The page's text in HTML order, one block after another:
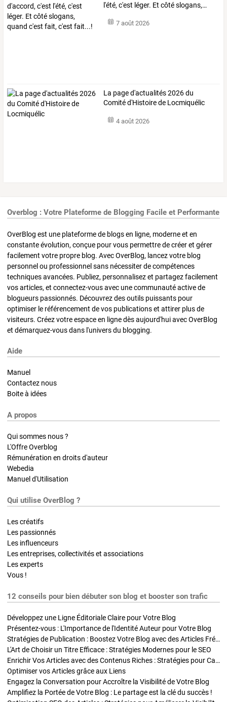
l'été, c'est léger. Et côtéslogans,…
7 août 2026
La page d'actualités 2026 du
Comité d'Histoire de Locmiquélic
4 août 2026
Overblog : Votre Plateforme de Blogging Facile et Performante
OverBlog est une plateforme de blogs en ligne, moderne et en
constante évolution, conçue pour vous permettre de créer et gérer
facilement votre propre blog. Avec OverBlog, lancez votre blog
personnel ou professionnel sans nécessiter de compétences
techniques avancées. Publiez, personnalisez et partagez facilement
vos articles, et connectez-vous avec une communauté active de
blogueurs passionnés. Découvrez des outils puissants pour
optimiser le référencement de vos publications et attirer plus de
visiteurs. Créez votre espace en ligne dès aujourd'hui avec OverBlog
et démarquez-vous dans l'univers du blogging.
Aide
Manuel
Contactez nous
Boite à idées
A propos
Qui sommes nous ?
L'Offre Overblog
Rémunération en droits d'auteur
Webedia
Manuel d'Utilisation
Qui utilise OverBlog ?
Les créatifs
Les passionnés
Les influenceurs
Les entreprises, collectivités et associations
Les experts
Vous !
12 conseils pour bien débuter son blog et booster son trafic
Développez une Ligne Éditoriale Claire pour Votre Blog
Présentez-vous : L'Importance de l'Identité Auteur pour Votre Blog
Stratégies de Publication : Boostez Votre Blog avec des Articles Fréquents et Exclusifs
L'Art de Choisir un Titre Efficace : Stratégies Modernes pour le SEO
Enrichir Vos Articles avec des Contenus Riches : Stratégies pour Captiver et Optimiser
Optimiser vos Articles grâce aux Liens
Engagez la Conversation pour Accroître la Visibilité de Votre Blog
Amplifiez la Portée de Votre Blog : Le partage est la clé du succès !